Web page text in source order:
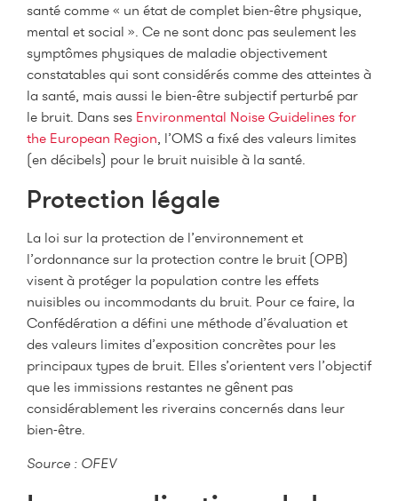
santé comme « un état de complet bien-être physique,
mental et social ». Ce ne sont donc pas seulement les
symptômes physiques de maladie objectivement
constatables qui sont considérés comme des atteintes à
la santé, mais aussi le bien-être subjectif perturbé par
le bruit. Dans ses Environmental Noise Guidelines for
the European Region, l’OMS a fixé des valeurs limites
(en décibels) pour le bruit nuisible à la santé.
Protection légale
La loi sur la protection de l’environnement et
l’ordonnance sur la protection contre le bruit (OPB)
visent à protéger la population contre les effets
nuisibles ou incommodants du bruit. Pour ce faire, la
Confédération a défini une méthode d’évaluation et
des valeurs limites d’exposition concrètes pour les
principaux types de bruit. Elles s’orientent vers l’objectif
que les immissions restantes ne gênent pas
considérablement les riverains concernés dans leur
bien-être.
Source : OFEV